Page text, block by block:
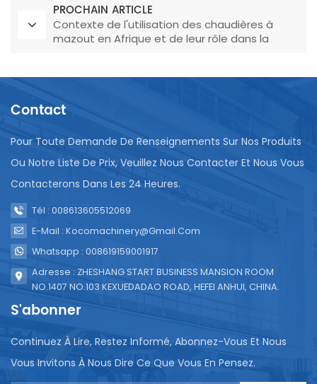
PROCHAIN ARTICLE
Contexte de l'utilisation des chaudières à
mazout en Afrique et de leur rôle dans la
Contact
Pour Toute Demande De Renseignements Sur Nos Produits
Ou Notre Liste De Prix, Veuillez Nous Contacter Et Nous Vous
Contacterons Dans Les 24 Heures.
Tél : 008613605512069
E-Mail : Kocomachinery@gmail.com
Whatsapp : 008619159001917
Adresse : ZHESHANG START BUSINESS MANSION ROOM
NO.1407 NO.103 KEXUEDADAO ROAD, HEFEI ANHUI, CHINA.
S'abonner
Continuez À Lire, Restez Informé, Abonnez-Vous Et Nous
Vous Invitons À Nous Dire Ce Que Vous En Pensez.